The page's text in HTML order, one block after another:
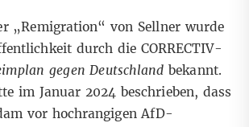
„Remigration“ von Sellner wurde
durch die CORRECTIV-
gegen Deutschland bekannt.
im Januar 2024 beschrieben, dass
vor hochrangigen AfD-